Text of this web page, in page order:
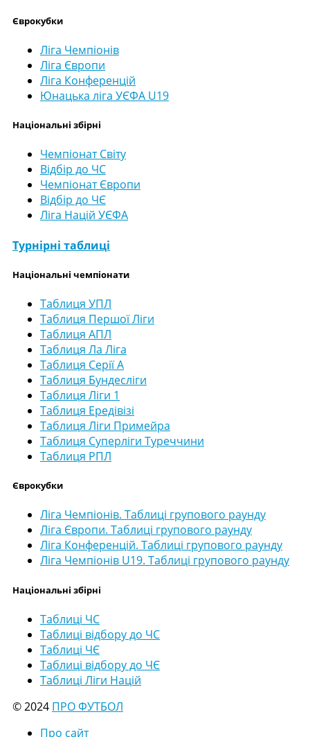
Єврокубки
Ліга Чемпіонів
Ліга Європи
Ліга Конференцій
Юнацька ліга УЄФА U19
Національні збірні
Чемпіонат Світу
Відбір до ЧС
Чемпіонат Європи
Відбір до ЧЄ
Ліга Націй УЄФА
Турнірні таблиці
Національні чемпіонати
Таблиця УПЛ
Таблиця Першої Ліги
Таблиця АПЛ
Таблиця Ла Ліга
Таблиця Серії А
Таблиця Бундесліги
Таблиця Ліги 1
Таблиця Ередівізі
Таблиця Ліги Примейра
Таблиця Суперліги Туреччини
Таблиця РПЛ
Єврокубки
Ліга Чемпіонів. Таблиці групового раунду
Ліга Європи. Таблиці групового раунду
Ліга Конференцій. Таблиці групового раунду
Ліга Чемпіонів U19. Таблиці групового раунду
Національні збірні
Таблиці ЧС
Таблиці відбору до ЧС
Таблиці ЧЄ
Таблиці відбору до ЧЄ
Таблиці Ліги Націй
© 2024 ПРО ФУТБОЛ
Про сайт